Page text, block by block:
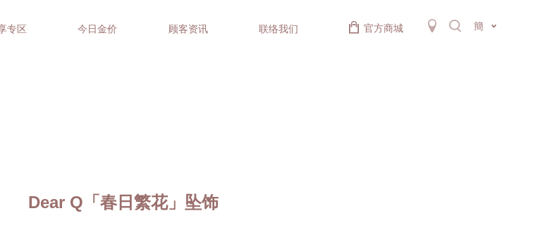
专区 今日金价 顾客资讯 联络我们 官方商城 簡
Dear Q「春日繁花」坠饰